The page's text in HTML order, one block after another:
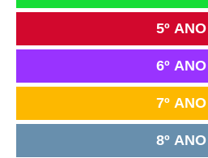
5º ANO
6º ANO
7º ANO
8º ANO